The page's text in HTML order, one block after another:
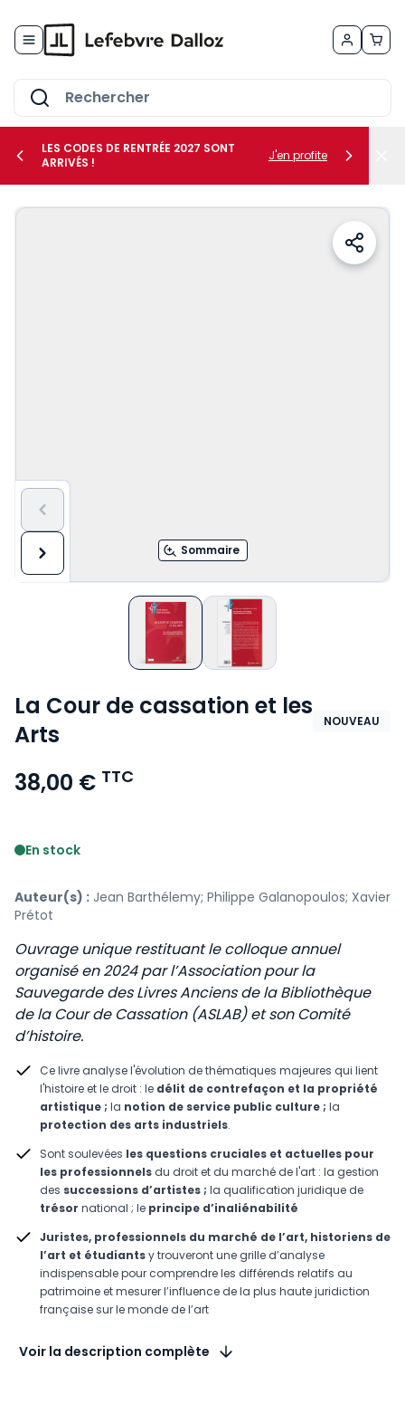
le sous-menu Vos métiers
LES CODES DE RENTRÉE 2027 SONT
ARRIVÉS !
J'en profite
Sommaire
La Cour de cassation et les
Arts
NOUVEAU
38,00 € TTC
En stock
Auteur(s) : Jean Barthélemy; Philippe Galanopoulos; Xavier
Prétot
Ouvrage unique restituant le colloque annuel
organisé en 2024 par l’Association pour la
Sauvegarde des Livres Anciens de la Bibliothèque
de la Cour de Cassation (ASLAB) et son Comité
d’histoire.
Ce livre analyse l'évolution de thématiques majeures qui lient
l'histoire et le droit : le délit de contrefaçon et la propriété
artistique ; la notion de service public culture ; la
protection des arts industriels.
Sont soulevées les questions cruciales et actuelles pour
les professionnels du droit et du marché de l'art : la gestion
des successions d’artistes ; la qualification juridique de
trésor national ; le principe d’inaliénabilité
Juristes, professionnels du marché de l’art, historiens de
l’art et étudiantsy trouveront une grille d’analyse
indispensable pour comprendre les différends relatifs au
patrimoine et mesurer l’influence de la plus haute juridiction
française sur le monde de l’art
Voir la description complète